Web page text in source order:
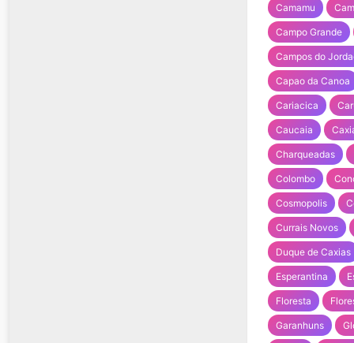
Camamu
Campo Grande
Campos do
Capao da Canoa
Cariacica
Caucaia
Charqueadas
Colombo
Cosmopolis
Currais Novos
Duque de Caxias
Esperantina
Floresta
Garanhuns